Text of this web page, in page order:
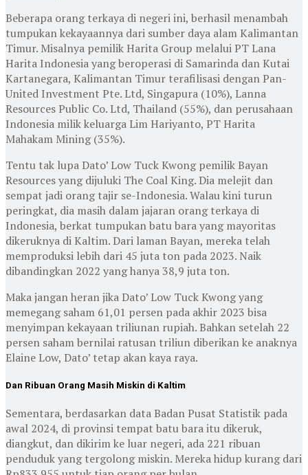
Beberapa orang terkaya di negeri ini, berhasil menambah
tumpukan kekayaannya dari sumber daya alam Kalimantan
Timur. Misalnya pemilik Harita Group melalui PT Lana
Harita Indonesia yang beroperasi di Samarinda dan Kutai
Kartanegara, Kalimantan Timur terafilisasi dengan Pan-
United Investment Pte. Ltd, Singapura (10%), Lanna
Resources Public Co. Ltd, Thailand (55%), dan perusahaan
Indonesia milik keluarga Lim Hariyanto, PT Harita
Mahakam Mining (35%).
Tentu tak lupa Dato’ Low Tuck Kwong pemilik Bayan
Resources yang dijuluki The Coal King. Dia melejit dan
sempat jadi orang tajir se-Indonesia. Walau kini turun
peringkat, dia masih dalam jajaran orang terkaya di
Indonesia, berkat tumpukan batu bara yang mayoritas
dikeruknya di Kaltim. Dari laman Bayan, mereka telah
memproduksi lebih dari 45 juta ton pada 2023. Naik
dibandingkan 2022 yang hanya 38,9 juta ton.
Maka jangan heran jika Dato’ Low Tuck Kwong yang
memegang saham 61,01 persen pada akhir 2023 bisa
menyimpan kekayaan triliunan rupiah. Bahkan setelah 22
persen saham bernilai ratusan triliun diberikan ke anaknya
Elaine Low, Dato’ tetap akan kaya raya.
Dan Ribuan Orang Masih Miskin di Kaltim
Sementara, berdasarkan data Badan Pusat Statistik pada
awal 2024, di provinsi tempat batu bara itu dikeruk,
diangkut, dan dikirim ke luar negeri, ada 221 ribuan
penduduk yang tergolong miskin. Mereka hidup kurang dari